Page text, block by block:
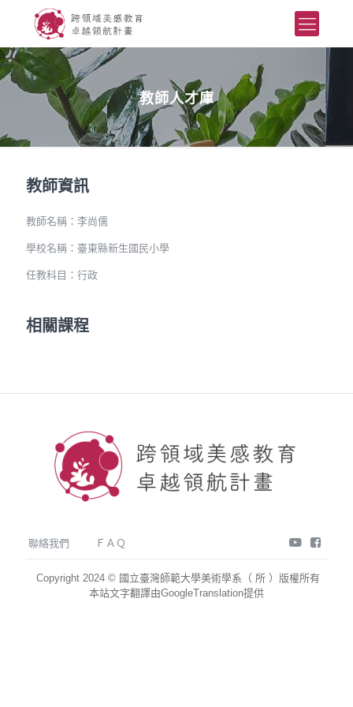
教師人才庫
教師資訊
教師名稱：李尚儒
學校名稱：臺東縣新生國民小學
任教科目：行政
相關課程
聯絡我們 ＦＡＱ youtube
Copyright 2024 © 國立臺灣師範大學美術學系（ 所 ）版權所有
本站文字翻譯由GoogleTranslation提供